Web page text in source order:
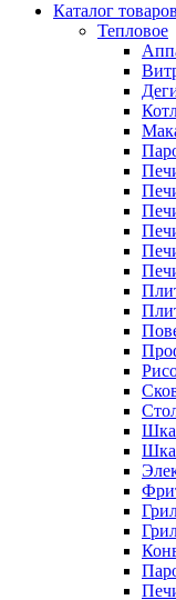
Каталог товаров
Тепловое